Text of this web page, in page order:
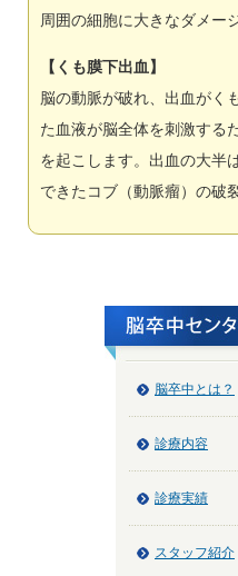
周囲の細胞に大きなダメー
【くも膜下出血】
脳の動脈が破れ、出血がく
た血液が脳全体を刺激する
を起こします。出血の大半
できたコブ（動脈瘤）の破
脳卒中とは？
診療内容
診療実績
スタッフ紹介